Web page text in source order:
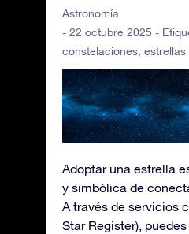
Astronomía
- 22 octubre 2025 -
constelaciones estrellas
Adoptar una estrella
y simbólica de
A través de servicios
Star Register),